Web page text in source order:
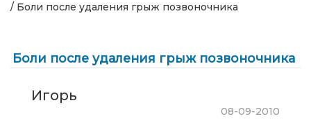
/ Боли после удаления грыж позвоночника
Боли после удаления грыж позвоночника
Игорь
08-09-2010